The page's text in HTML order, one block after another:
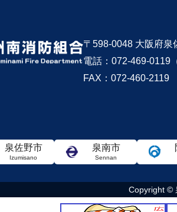
〒598-0048 大阪府泉
電話：072-469-0119
FAX：072-460-2119
泉佐野市
Izumisano
泉南市
Sennan
Copyright ©